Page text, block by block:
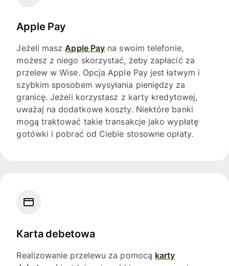
Apple Pay
Jeżeli maszApple Pay na swoim telefonie,
możesz z niego skorzystać, żeby zapłacić za
przelew w Wise. Opcja Apple Pay jest łatwym i
szybkim sposobem wysyłania pieniędzy za
granicę. Jeżeli korzystasz z karty kredytowej,
uważaj na dodatkowe koszty. Niektóre banki
mogą traktować takie transakcje jako wypłatę
gotówki i pobrać od Ciebie stosowne opłaty.
Karta debetowa
Realizowanie przelewu za pomocą karty